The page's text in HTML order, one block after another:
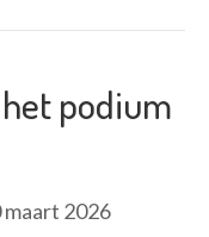
podium
maart 2026